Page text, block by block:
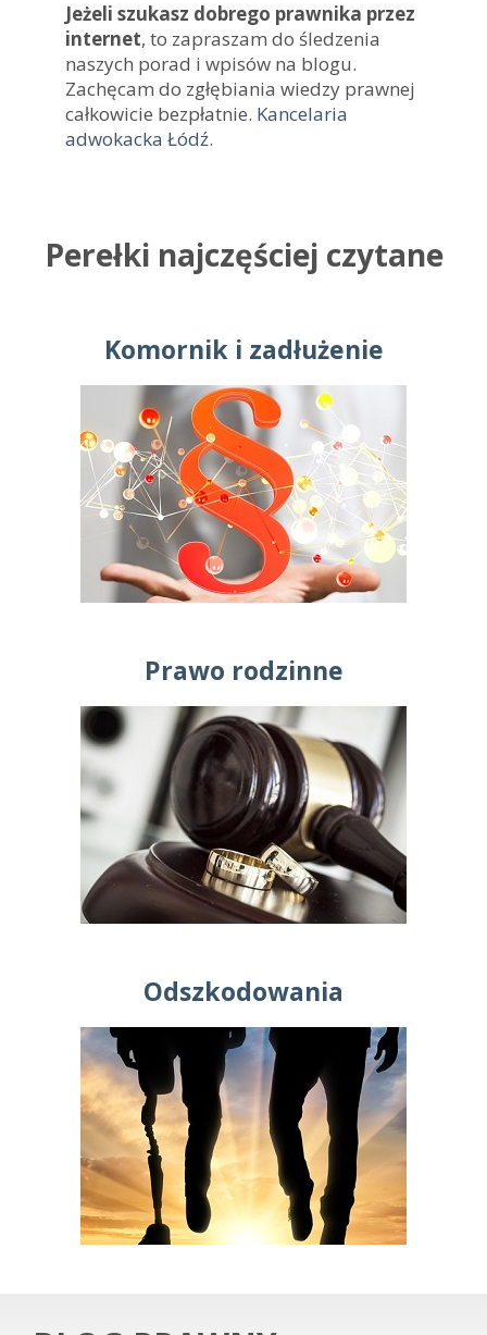
Jeżeli szukasz dobrego prawnika przez
internet, to zapraszam do śledzenia
naszych porad i wpisów na blogu.
Zachęcam do zgłębiania wiedzy prawnej
całkowicie bezpłatnie. Kancelaria
adwokacka Łódź.
Perełki najczęściej czytane
Komornik i zadłużenie
Prawo rodzinne
Odszkodowania